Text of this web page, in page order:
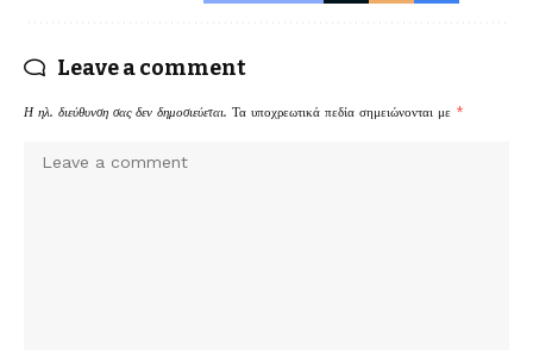
Leave a comment
Η ηλ. διεύθυνση σας δεν δημοσιεύεται. Τα υποχρεωτικά πεδία σημειώνονται με *